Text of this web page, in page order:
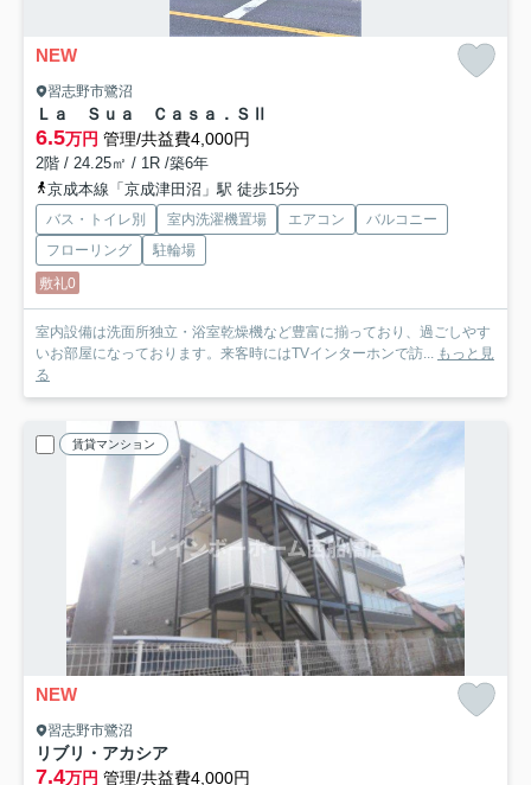
NEW
習志野市鷺沼
Ｌａ Ｓｕａ Ｃａｓａ．ＳⅡ
6.5万円 管理/共益費4,000円
2階 / 24.25㎡ / 1R /築6年
京成本線「京成津田沼」駅 徒歩15分
バス・トイレ別 室内洗濯機置場 エアコン
バルコニー
フローリング
駐輪場
敷礼0
室内設備は洗面所独立・浴室乾燥機など豊富に揃っており、過ごしやす
いお部屋になっております。来客時にはTVインターホンで訪... もっと見
る
賃貸マンション
NEW
習志野市鷺沼
リブリ・アカシア
7.4万円 管理/共益費4,000円